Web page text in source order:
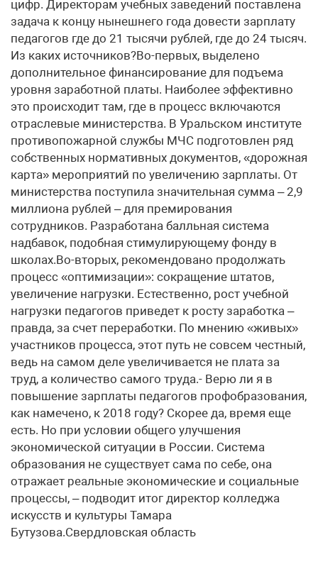
цифр. Директорам учебных заведений поставлена
задача к концу нынешнего года довести зарплату
педагогов где до 21 тысячи рублей, где до 24 тысяч.
Из каких источников?Во-первых, выделено
дополнительное финансирование для подъема
уровня заработной платы. Наиболее эффективно
это происходит там, где в процесс включаются
отраслевые министерства. В Уральском институте
противопожарной службы МЧС подготовлен ряд
собственных нормативных документов, «дорожная
карта» мероприятий по увеличению зарплаты. От
министерства поступила значительная сумма – 2,9
миллиона рублей – для премирования
сотрудников. Разработана балльная система
надбавок, подобная стимулирующему фонду в
школах.Во-вторых, рекомендовано продолжать
процесс «оптимизации»: сокращение штатов,
увеличение нагрузки. Естественно, рост учебной
нагрузки педагогов приведет к росту заработка –
правда, за счет переработки. По мнению «живых»
участников процесса, этот путь не совсем честный,
ведь на самом деле увеличивается не плата за
труд, а количество самого труда.- Верю ли я в
повышение зарплаты педагогов профобразования,
как намечено, к 2018 году? Скорее да, время еще
есть. Но при условии общего улучшения
экономической ситуации в России. Система
образования не существует сама по себе, она
отражает реальные экономические и социальные
процессы, – подводит итог директор колледжа
искусств и культуры Тамара
Бутузова.Свердловская область